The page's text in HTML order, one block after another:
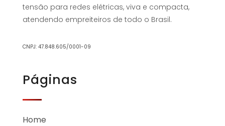
tensão para redes elétricas, viva e compacta,
atendendo empreiteiros de todo o Brasil.
CNPJ: 47.848.605/0001-09
Páginas
Home